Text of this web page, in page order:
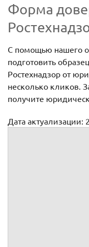
Форма
С помощью нашего
подготовить
Ростехнадзор от
несколько кликов.
получите
Дата актуализации: